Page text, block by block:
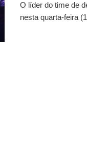
O líder do time de
nesta quarta-feira